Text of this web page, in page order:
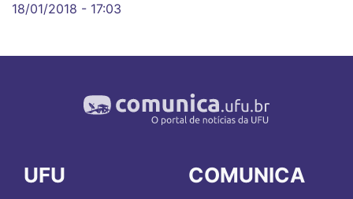
18/01/2018 - 17:03
UFU COMUNICA